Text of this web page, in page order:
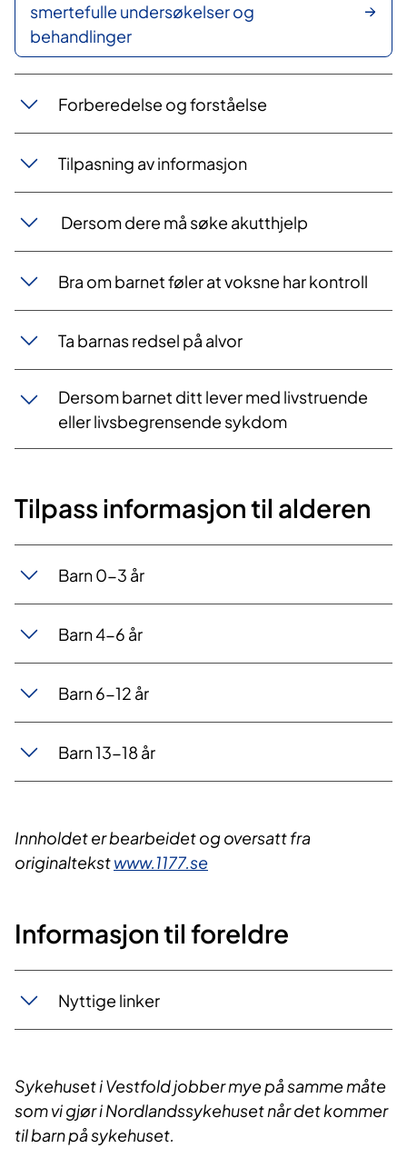
smertefulle undersøkelser og
behandlinger
Forberedelse og forståelse
Tilpasning av informasjon
Dersom dere må søke akutthjelp
Bra om barnet føler at voksne har kontroll
Ta barnas re​dsel på alvor​
Dersom barnet ditt lever med livstruende
eller livsbegrensende sykdom
Tilpass informasjon til alderen
Barn 0-3 år
Barn 4-6 år
Barn 6-12 år
Barn 13-18 år
​​Innholdet er ​bearbeidet og oversatt fra
originaltekstwww.1177.se
Informasjon til foreldre
Nyttige linker
Sykehuset i Vestfold jobber mye på samme måte
som vi gjør i Nordlandssykehuset når det kommer
til barn på sykehuset.